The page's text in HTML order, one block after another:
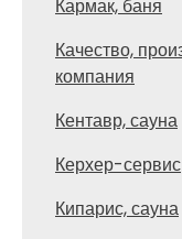
Кармак, баня
Качество,
компания
Кентавр, сауна
Керхер-сервис
Кипарис, сауна